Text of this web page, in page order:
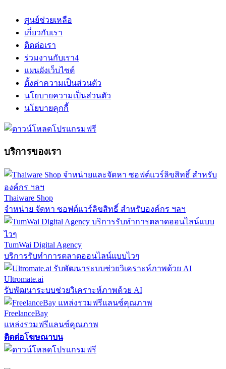
ศูนย์ช่วยเหลือ
เกี่ยวกับเรา
ติดต่อเรา
ร่วมงานกับเรา4
แผนผังเว็บไซต์
ตั้งค่าความเป็นส่วนตัว
นโยบายความเป็นส่วนตัว
นโยบายคุกกี้
บริการของเรา
Thaiware Shop
จำหน่าย จัดหา ซอฟต์แวร์ลิขสิทธิ์ สำหรับองค์กร ฯลฯ
TumWai Digital Agency
บริการรับทำการตลาดออนไลน์แบบไวๆ
Ultromate.ai
รับพัฒนาระบบช่วยวิเคราะห์ภาพด้วย AI
FreelanceBay
แหล่งรวมฟรีแลนซ์คุณภาพ
ติดต่อโฆษณาบน